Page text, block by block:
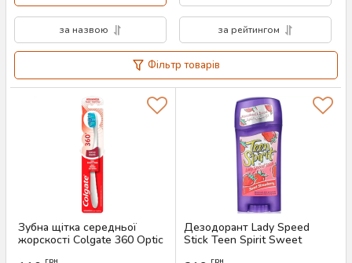
за назвою за рейтингом
Фільтр товарів
Зубна щітка середньої
жорскості Colgate 360 Optic
грн
Дезодорант Lady Speed
Stick Teen Spirit Sweet
грн